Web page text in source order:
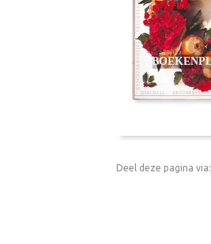
Deel deze pagina via: